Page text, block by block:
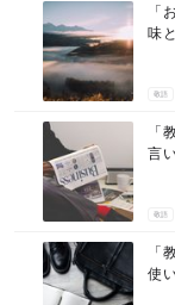
「
味
敬語
「
言
敬語
「
使